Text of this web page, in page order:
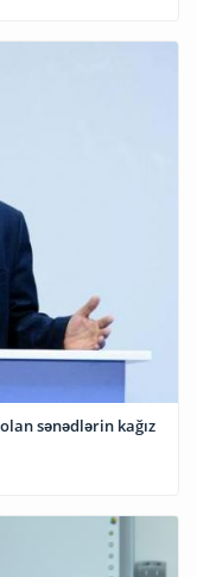
sənədlərin kağız